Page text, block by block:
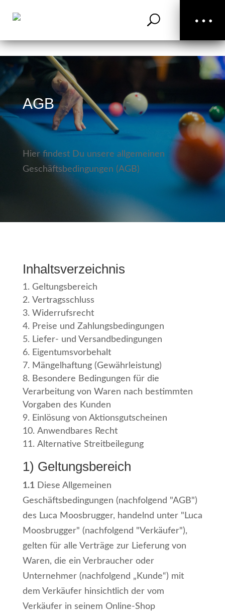
Kontakt
AGB
Hier findest Du unsere allgemeinen
Geschäftsbedingungen (AGB)
Inhaltsverzeichnis
Geltungsbereich
Vertragsschluss
Widerrufsrecht
Preise und Zahlungsbedingungen
Liefer- und Versandbedingungen
Eigentumsvorbehalt
Mängelhaftung (Gewährleistung)
Besondere Bedingungen für die
Verarbeitung von Waren nach bestimmten
Vorgaben des Kunden
Einlösung von Aktionsgutscheinen
Anwendbares Recht
Alternative Streitbeilegung
1) Geltungsbereich
1.1Diese Allgemeinen
Geschäftsbedingungen (nachfolgend "AGB")
des Luca Moosbrugger, handelnd unter "Luca
Moosbrugger" (nachfolgend "Verkäufer"),
gelten für alle Verträge zur Lieferung von
Waren, die ein Verbraucher oder
Unternehmer (nachfolgend „Kunde“) mit
dem Verkäufer hinsichtlich der vom
Verkäufer in seinem Online-Shop